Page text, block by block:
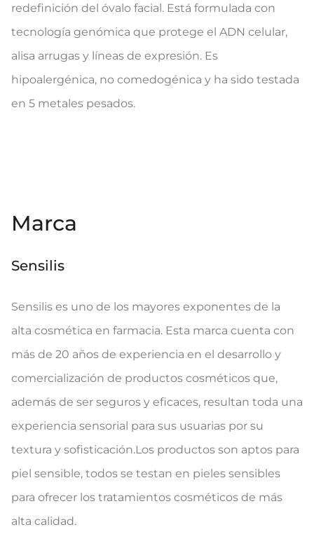
redefinición del óvalo facial. Está formulada con
tecnología genómica que protege el ADN celular,
alisa arrugas y líneas de expresión. Es
hipoalergénica, no comedogénica y ha sido testada
en 5 metales pesados.
Marca
Sensilis
Sensilis es uno de los mayores exponentes de la
alta cosmética en farmacia. Esta marca cuenta con
más de 20 años de experiencia en el desarrollo y
comercialización de productos cosméticos que,
además de ser seguros y eficaces, resultan toda una
experiencia sensorial para sus usuarias por su
textura y sofisticación.Los productos son aptos para
piel sensible, todos se testan en pieles sensibles
para ofrecer los tratamientos cosméticos de más
alta calidad.